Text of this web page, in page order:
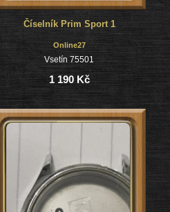
Číselník Prim Sport 1
Online27
Vsetín 75501
1 190 Kč